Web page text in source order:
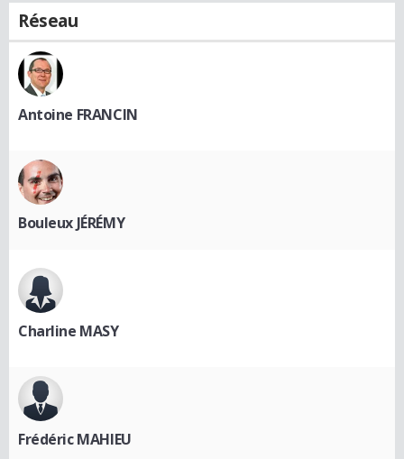
Réseau
Antoine FRANCIN
Bouleux JÉRÉMY
Charline MASY
Frédéric MAHIEU